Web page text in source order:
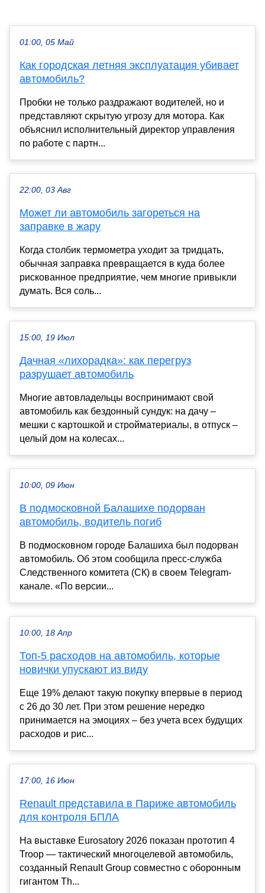
01:00, 05 Май
Как городская летняя эксплуатация убивает
автомобиль?
Пробки не только раздражают водителей, но и
представляют скрытую угрозу для мотора. Как
объяснил исполнительный директор управления
по работе с партн...
22:00, 03 Авг
Может ли автомобиль загореться на
заправке в жару
Когда столбик термометра уходит за тридцать,
обычная заправка превращается в куда более
рискованное предприятие, чем многие привыкли
думать. Вся соль...
15:00, 19 Июл
Дачная «лихорадка»: как перегруз
разрушает автомобиль
Многие автовладельцы воспринимают свой
автомобиль как бездонный сундук: на дачу –
мешки с картошкой и стройматериалы, в отпуск –
целый дом на колесах...
10:00, 09 Июн
В подмосковной Балашихе подорван
автомобиль, водитель погиб
В подмосковном городе Балашиха был подорван
автомобиль. Об этом сообщила пресс-служба
Следственного комитета (СК) в своем Telegram-
канале. «По версии...
10:00, 18 Апр
Топ-5 расходов на автомобиль, которые
новички упускают из виду
Еще 19% делают такую покупку впервые в период
с 26 до 30 лет. При этом решение нередко
принимается на эмоциях – без учета всех будущих
расходов и рис...
17:00, 16 Июн
Renault представила в Париже автомобиль
для контроля БПЛА
На выставке Eurosatory 2026 показан прототип 4
Troop — тактический многоцелевой автомобиль,
созданный Renault Group совместно с оборонным
гигантом Th...